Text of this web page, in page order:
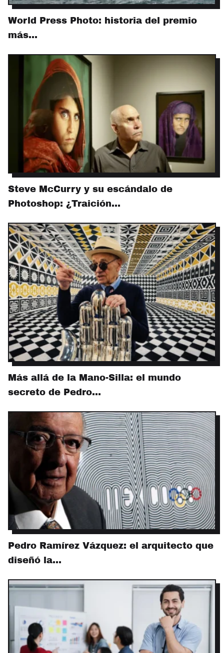
World Press Photo: historia del premio
más…
Steve McCurry y su escándalo de
Photoshop: ¿Traición…
Más allá de la Mano-Silla: el mundo
secreto de Pedro…
Pedro Ramírez Vázquez: el arquitecto que
diseñó la…